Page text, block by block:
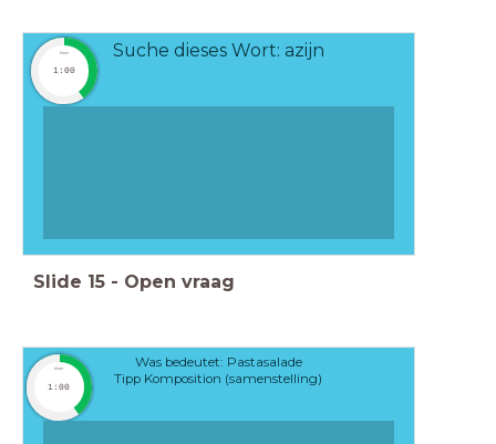
Suche dieses Wort: azijn
timer
1:00
Slide 15 - Open vraag
Was bedeutet: Pastasalade
Tipp Komposition (samenstelling)
timer
1:00